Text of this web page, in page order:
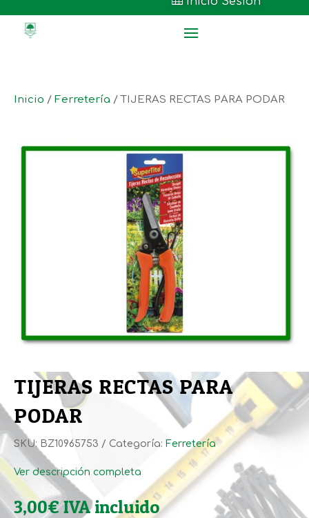
Inicio / Ferretería / TIJERAS RECTAS PARA PODAR
TIJERAS RECTAS PARA
PODAR
SKU: BZ10965753 Categoría: Ferretería
Ver descripción completa
3,00€IVA incluido